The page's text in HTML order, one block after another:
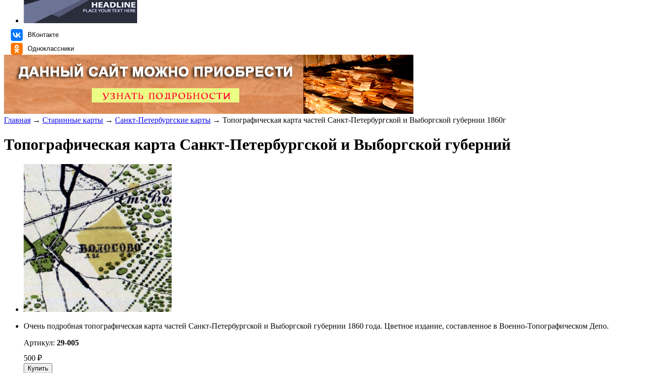
ВКонтакте
Одноклассники
Главная → Старинные карты → Санкт-Петербургские карты → Топографическая карта частей Санкт-Петербургской и Выборгской губернии 1860г
Топографическая карта Санкт-Петербургской и Выборгской губерний
Очень подробная топографическая карта частей Санкт-Петербургской и Выборгской губернии 1860 года. Цветное издание, составленное в Военно-Топографическом Депо.
Артикул: 29-005
500 ₽
Купить